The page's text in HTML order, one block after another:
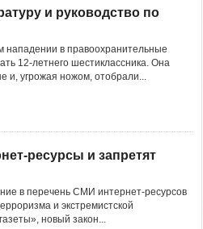
и руководство по
нападении в правоохранительные
12-летнего шестиклассника. Она
и, угрожая ножом, отобрали...
ресурсы и запретят
в перечень СМИ интернет-ресурсов
и экстремистской
новый закон...